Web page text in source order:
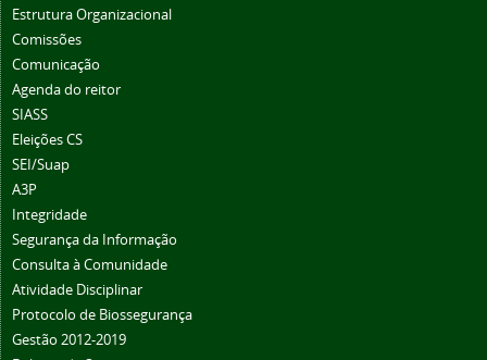
Estrutura Organizacional
Comissões
Comunicação
Agenda do reitor
SIASS
Eleições CS
SEI/Suap
A3P
Integridade
Segurança da Informação
Consulta à Comunidade
Atividade Disciplinar
Protocolo de Biossegurança
Gestão 2012-2019